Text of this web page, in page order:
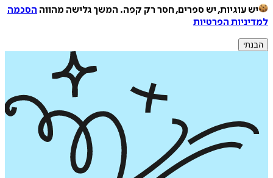
יש עוגיות, יש ספרים, חסר רק קפה. המשך גלישה מהווה הסכמה
למדיניות הפרטיות
הבנתי